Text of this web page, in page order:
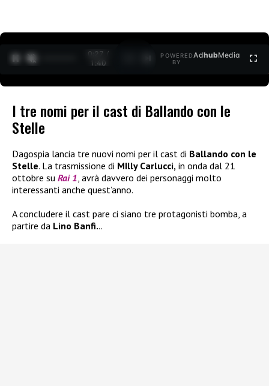
0:27 /
1:40
POWERED
BY
AdhubMedia
I tre nomi per il cast di Ballando con le
Stelle
Dagospia lancia tre nuovi nomi per il cast di Ballando con le
Stelle. La trasmissione di MIlly Carlucci, in onda dal 21
ottobre su Rai 1, avrà davvero dei personaggi molto
interessanti anche quest’anno.
A concludere il cast pare ci siano tre protagonisti bomba, a
partire da Lino Banfi...